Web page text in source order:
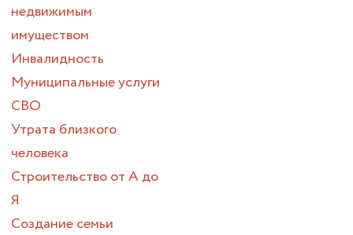
недвижимым
имуществом
Инвалидность
Муниципальные услуги
СВО
Утрата близкого
человека
Строительство от А до
Я
Создание семьи